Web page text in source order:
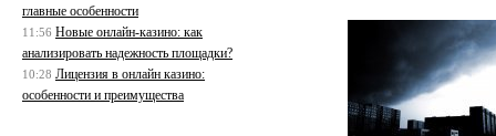
главные особенности
11:56 Новые онлайн-казино: как
анализировать надежность площадки?
10:28 Лицензия в онлайн казино:
особенности и преимущества